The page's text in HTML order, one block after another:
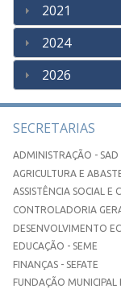
2021
2024
2026
SECRETARIAS
ADMINISTRAÇÃO - SAD
AGRICULTURA E
ASSISTÊNCIA SOCIAL E
CONTROLADORIA
DESENVOLVIMENTO
EDUCAÇÃO - SEME
FINANÇAS - SEFATE
FUNDAÇÃO MUNICIPAL